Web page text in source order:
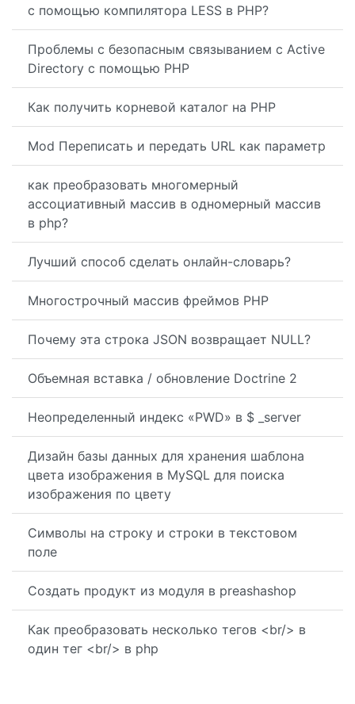
с помощью компилятора LESS в PHP?
Проблемы с безопасным связыванием с Active
Directory с помощью PHP
Как получить корневой каталог на PHP
Mod Переписать и передать URL как параметр
как преобразовать многомерный
ассоциативный массив в одномерный массив
в php?
Лучший способ сделать онлайн-словарь?
Многострочный массив фреймов PHP
Почему эта строка JSON возвращает NULL?
Объемная вставка / обновление Doctrine 2
Неопределенный индекс «PWD» в $ _server
Дизайн базы данных для хранения шаблона
цвета изображения в MySQL для поиска
изображения по цвету
Символы на строку и строки в текстовом
поле
Создать продукт из модуля в preashashop
Как преобразовать несколько тегов <br/> в
один тег <br/> в php